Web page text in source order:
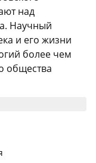
над
Научный
и его жизни
более чем
общества